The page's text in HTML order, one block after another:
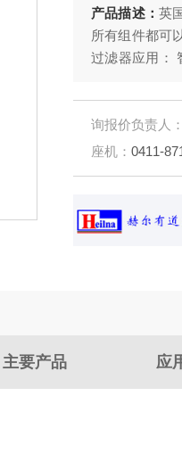
产品描述： 英
所有组件都可
过滤器应用：
询报价负责人：
座机： 0411-
主要产品 应